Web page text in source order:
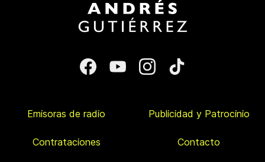
Emisoras de radio Publicidad y Patrocinio
Contrataciones Contacto